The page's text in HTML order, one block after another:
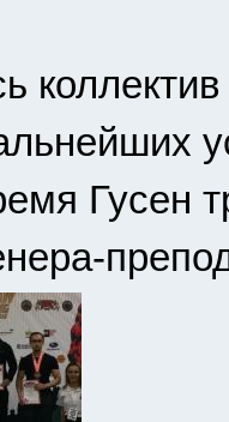
Гусен